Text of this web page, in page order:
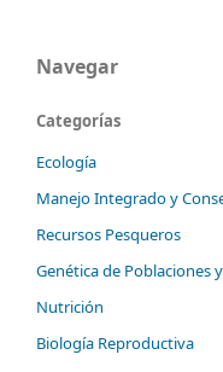
Navegar
Categorías
Ecología
Manejo Integrado y
Recursos Pesqueros
Genética de Poblaciones
Nutrición
Biología Reproductiva